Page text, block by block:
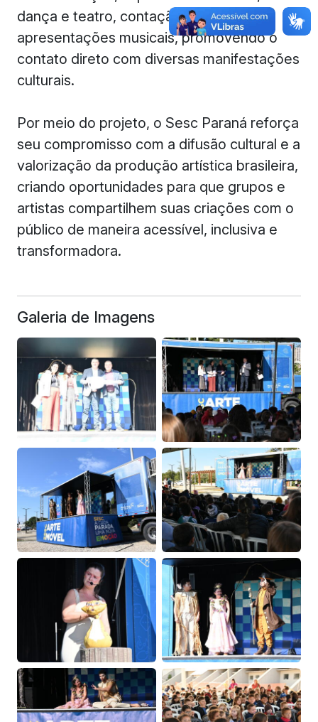
dança e teatro, contação de histórias e
apresentações musicais, promovendo o
contato direto com diversas manifestações
culturais.
Por meio do projeto, o Sesc Paraná reforça
seu compromisso com a difusão cultural e a
valorização da produção artística brasileira,
criando oportunidades para que grupos e
artistas compartilhem suas criações com o
público de maneira acessível, inclusiva e
transformadora.
Galeria de Imagens